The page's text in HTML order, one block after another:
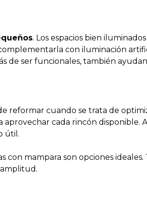
. Los espacios bien
con iluminación
de ser funcionales, también
reformar cuando se trata de
cada rincón disponible.
útil.
con mampara son opciones